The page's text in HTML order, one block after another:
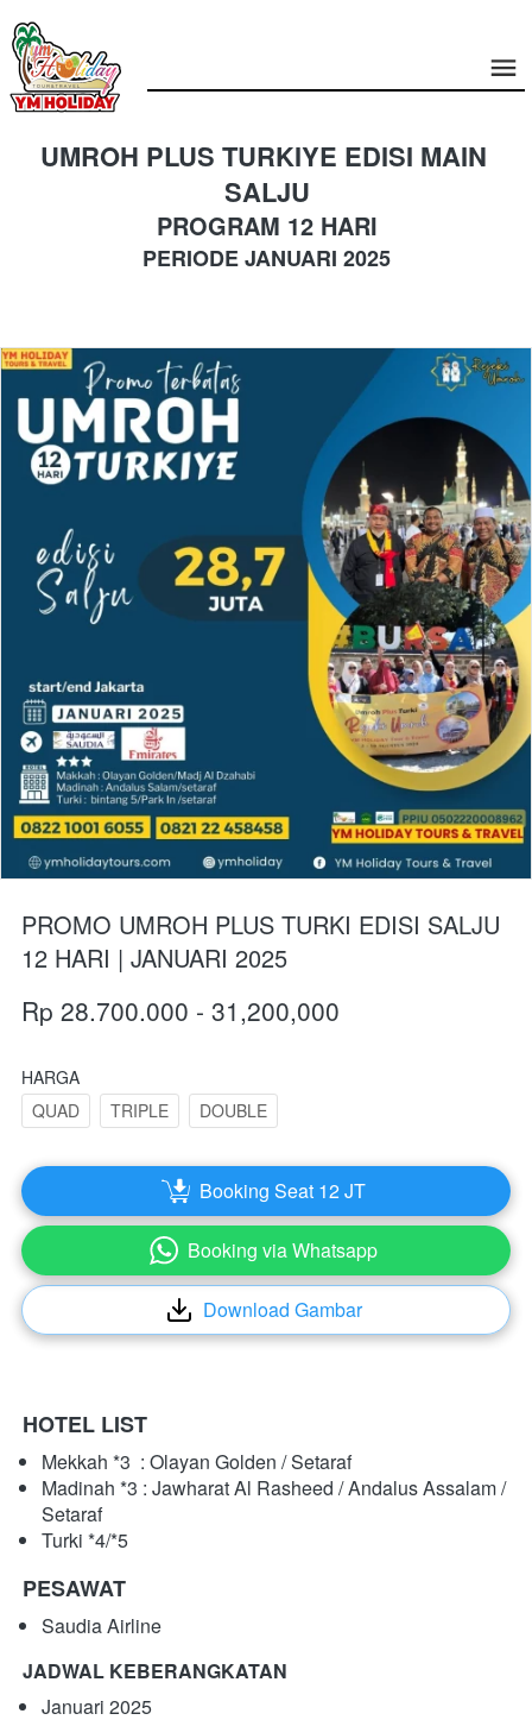
UMROH PLUS TURKIYE EDISI MAIN
SALJU
PROGRAM 12 HARI
PERIODE JANUARI 2025
PROMO UMROH PLUS TURKI EDISI SALJU
12 HARI | JANUARI 2025
Rp 28.700.000 - 31,200,000
HARGA
QUAD
TRIPLE DOUBLE
` Booking Seat 12 JT
` Booking via Whatsapp
` Download Gambar
HOTEL LIST
Mekkah *3  : Olayan Golden / Setaraf
Madinah *3 : Jawharat Al Rasheed / Andalus Assalam /
Setaraf
Turki *4/*5
PESAWAT
Saudia Airline
JADWAL KEBERANGKATAN
Januari 2025